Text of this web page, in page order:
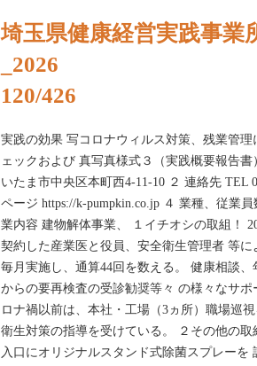
埼玉県健康経営実践事業
_2026
120/426
実践の効果 写コロナウィルス対策、残業管理
ェックおよび 真写真様式３（実践概要報告書
いたま市中央区本町西4-11-10 ２ 連絡先 TEL
ページ https://k-pumpkin.co.jp ４ 業種、従業
業内容 建物解体事業、 １イチオシの取組！
契約した産業医と役員、安全衛生管理者 等に
毎月実施し、通算44回を数える。 健康相談
からの要再検査の受診勧奨等々 の様々なサポ
ロナ禍以前は、本社・工場（3ヵ所）職場巡
衛生対策の指導を受けている。 ２その他の
入口にオリジナルスタンド式除菌スプレーを